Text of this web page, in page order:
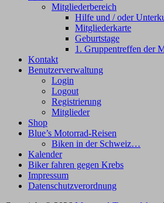
Mitgliederbereich
Hilfe und / oder
Mitgliederkarte
Geburtstage
1. Gruppentreffen der
Kontakt
Benutzerverwaltung
Login
Logout
Registrierung
Mitglieder
Shop
Blue’s Motorrad-Reisen
Biken in der Schweiz…
Kalender
Biker fahren gegen Krebs
Impressum
Datenschutzverordnung